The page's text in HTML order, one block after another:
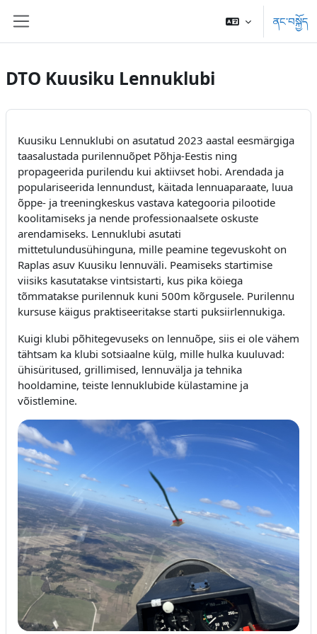
ནང་བསྐྱོད
DTO Kuusiku Lennuklubi
Kuusiku Lennuklubi on asutatud 2023 aastal eesmärgiga
taasalustada purilennuõpet Põhja-Eestis ning
propageerida purilendu kui aktiivset hobi. Arendada ja
populariseerida lennundust, käitada lennuaparaate, luua
õppe- ja treeningkeskus vastava kategooria pilootide
koolitamiseks ja nende professionaalsete oskuste
arendamiseks. Lennuklubi asutati
mittetulundusühinguna, mille peamine tegevuskoht on
Raplas asuv Kuusiku lennuväli. Peamiseks startimise
viisiks kasutatakse vintsistarti, kus pika köiega
tõmmatakse purilennuk kuni 500m kõrgusele. Purilennu
kursuse käigus praktiseeritakse starti puksiirlennukiga.
Kuigi klubi põhitegevuseks on lennuõpe, siis ei ole vähem
tähtsam ka klubi sotsiaalne külg, mille hulka kuuluvad:
ühisüritused, grillimised, lennuvälja ja tehnika
hooldamine, teiste lennuklubide külastamine ja
võistlemine.